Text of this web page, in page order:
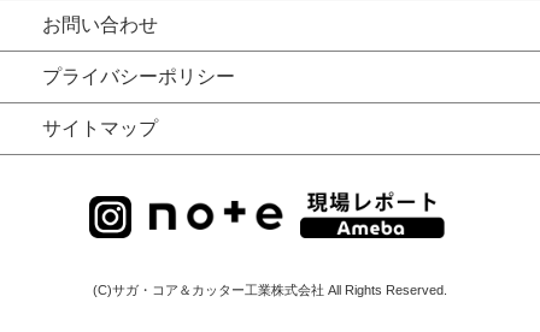
お問い合わせ
プライバシーポリシー
サイトマップ
(C)サガ・コア＆カッター工業株式会社 All Rights Reserved.